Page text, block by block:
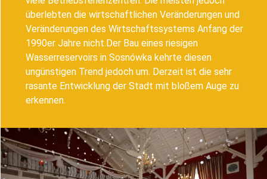
überlebten die wirtschaftlichen Veränderungen und
Veränderungen des Wirtschaftssystems Anfang der
1990er Jahre nicht.Der Bau eines riesigen
Wasserreservoirs in Sosnówka kehrte diesen
ungünstigen Trend jedoch um. Derzeit ist die sehr
rasante Entwicklung der Stadt mit bloßem Auge zu
erkennen.